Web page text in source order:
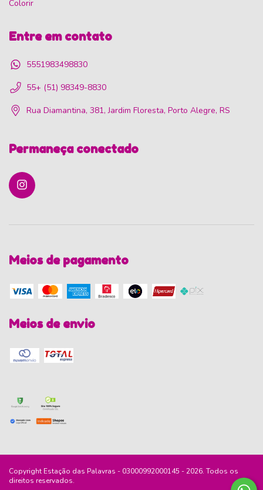
Colorir
Entre em contato
5551983498830
55+ (51) 98349-8830
Rua Diamantina, 381, Jardim Floresta, Porto Alegre, RS
Permaneça conectado
Meios de pagamento
Meios de envio
Copyright Estação das Palavras - 03000992000145 - 2026. Todos os
direitos reservados.